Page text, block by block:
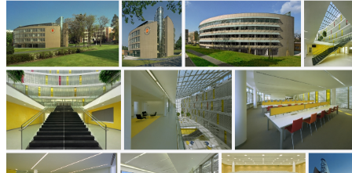
Newsletter
Přihlaste se k odběru našeho pravidelného
týdenního newsletteru:
Fill in „nospam“